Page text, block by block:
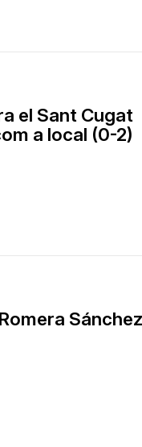
el Sant Cugat
a local (0-2)
Sánchez